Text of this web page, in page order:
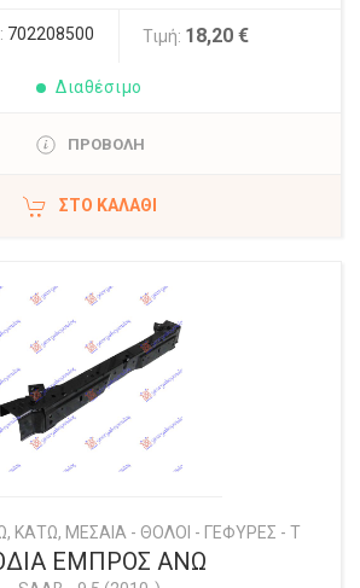
702208500 Τιμή: 18,20 €
Διαθέσιμο
ΠΡΟΒΟΛΗ
ΣΤΟ ΚΑΛΆΘΙ
ΚΑΤΩ, ΜΕΣΑΙΑ - ΘΟΛΟΙ - ΓΕΦΥΡΕΣ - Τ
ΕΜΠΡΟΣ ΑΝΩ